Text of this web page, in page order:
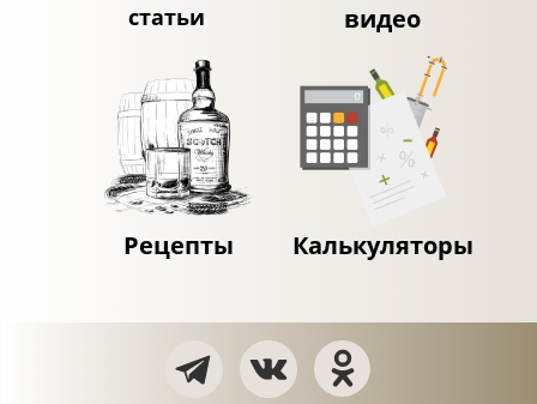
статьи
видео
Рецепты Калькуляторы